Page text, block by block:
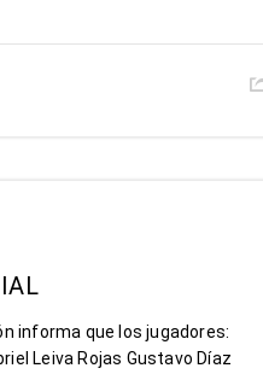
informa que los jugadores:
Leiva Rojas Gustavo Díaz